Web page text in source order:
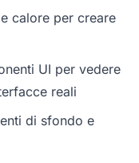
calore per creare
UI per vedere
reali
di sfondo e